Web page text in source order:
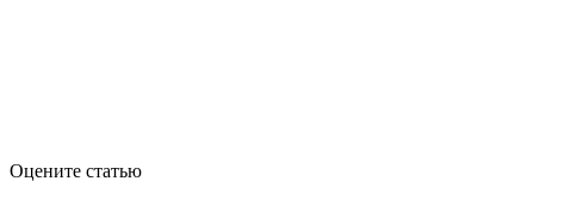
Оцените статью